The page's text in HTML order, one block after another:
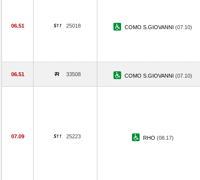
06.51 25018 COMO S.GIOVANNI (07.10)
06.51 33508 COMO S.GIOVANNI (07.10)
07.09 25223 RHO (08.17)